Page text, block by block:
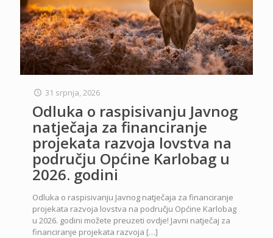
31 srpnja, 2026
Odluka o raspisivanju Javnog
natječaja za financiranje
projekata razvoja lovstva na
području Općine Karlobag u
2026. godini
Odluka o raspisivanju Javnog natječaja za financiranje
projekata razvoja lovstva na području Općine Karlobag
u 2026. godini možete preuzeti ovdje! Javni natječaj za
financiranje projekata razvoja […]